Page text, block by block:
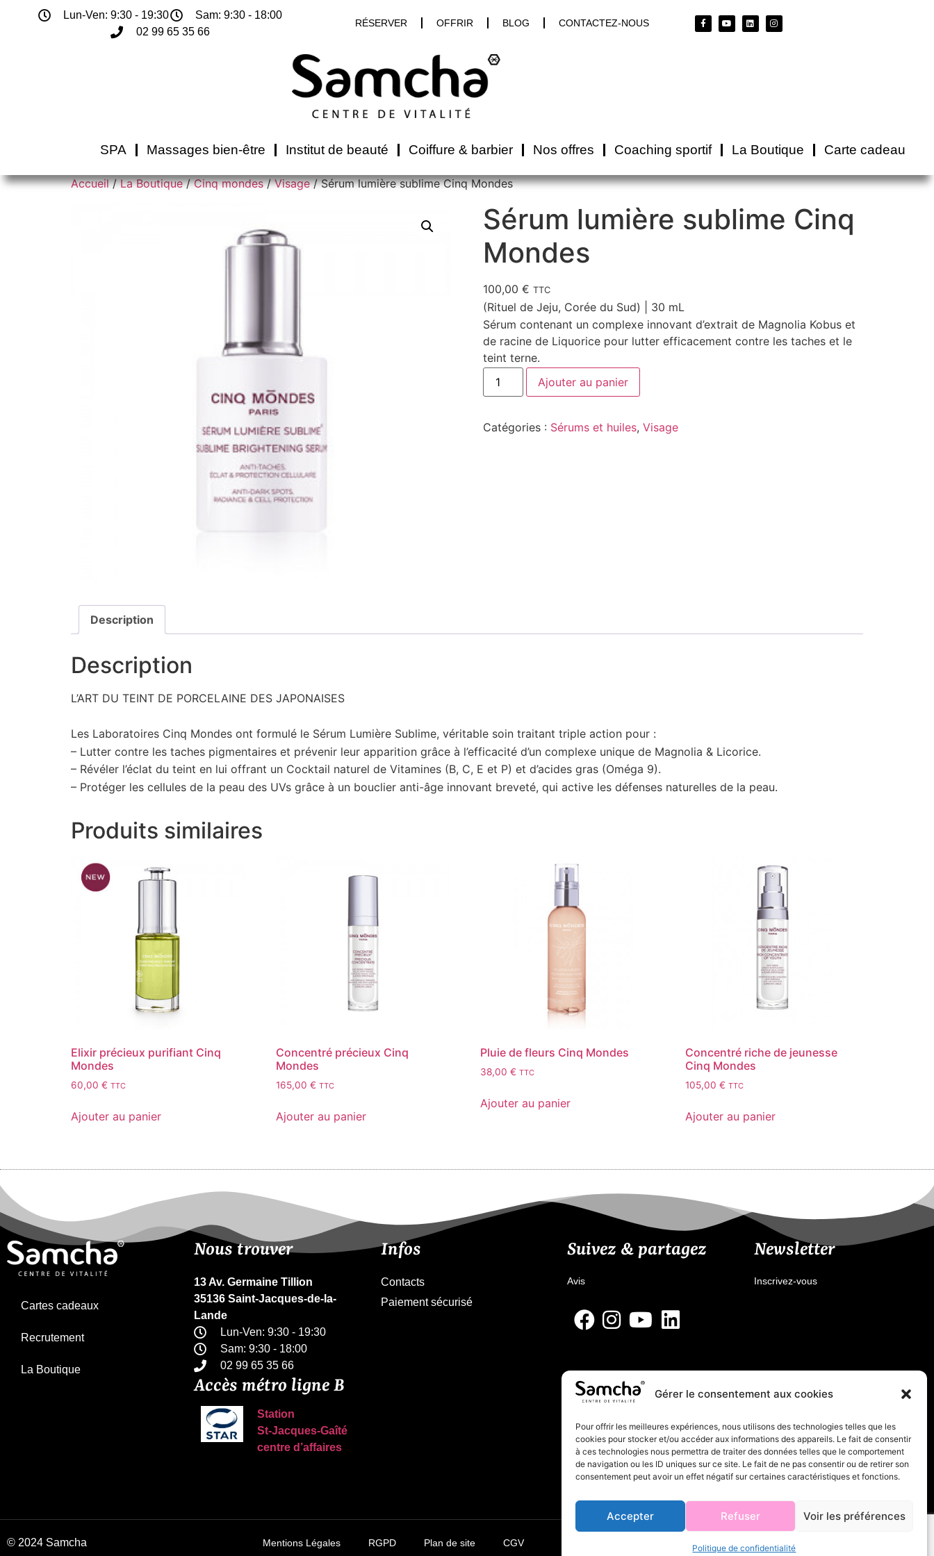
Gérer le consentement aux cookies
Pour offrir les meilleures expériences, nous utilisons des technologies telles que les
cookies pour stocker et/ou accéder aux informations des appareils. Le fait de consentir
à ces technologies nous permettra de traiter des données telles que le comportement
de navigation ou les ID uniques sur ce site. Le fait de ne pas consentir ou de retirer son
consentement peut avoir un effet négatif sur certaines caractéristiques et fonctions.
Accepter Refuser Voir les préférences
Politique de confidentialité
Lun-Ven: 9:30 - 19:30
Sam: 9:30 - 18:00
02 99 65 35 66
RÉSERVER OFFRIR BLOG CONTACTEZ-NOUS
SPA Massages bien-être Institut de beauté Coiffure & barbier Nos offres Coaching sportif La Boutique Carte cadeau
Accueil/La Boutique/Cinq mondes/Visage/ Sérum lumière sublime Cinq Mondes
Sérum lumière sublime Cinq
Mondes
100,00 € TTC
(Rituel de Jeju, Corée du Sud) | 30 mL
Sérum contenant un complexe innovant d’extrait de Magnolia Kobus et
de racine de Liquorice pour lutter efficacement contre les taches et le
teint terne.
Ajouter au panier
Catégories : Sérums et huiles, Visage
Description
Description
L’ART DU TEINT DE PORCELAINE DES JAPONAISES
Les Laboratoires Cinq Mondes ont formulé le Sérum Lumière Sublime, véritable soin traitant triple action pour :
– Lutter contre les taches pigmentaires et prévenir leur apparition grâce à l’efficacité d’un complexe unique de Magnolia & Licorice.
– Révéler l’éclat du teint en lui offrant un Cocktail naturel de Vitamines (B, C, E et P) et d’acides gras (Oméga 9).
– Protéger les cellules de la peau des UVs grâce à un bouclier anti-âge innovant breveté, qui active les défenses naturelles de la peau.
Produits similaires
Elixir précieux purifiant Cinq
Mondes
60,00 € TTC
Ajouter au panier
Concentré précieux Cinq
Mondes
165,00 € TTC
Ajouter au panier
Pluie de fleurs Cinq Mondes
38,00€ TTC
Ajouter au panier
Concentré riche de jeunesse
Cinq Mondes
105,00€ TTC
Ajouter au panier
Cartes cadeaux
Recrutement
La Boutique
Nous trouver
13 Av. Germaine Tillion
35136 Saint-Jacques-de-la-
Lande
Lun-Ven: 9:30 - 19:30
Sam: 9:30 - 18:00
02 99 65 35 66
Accès métro ligne B
Station
St-Jacques-Gaîté
centre d’affaires
Infos
Contacts
Paiement sécurisé
Suivez & partagez
Avis
Newsletter
Inscrivez-vous
© 2024 Samcha Mentions Légales RGPD Plan de site CGV unidegraffic.com